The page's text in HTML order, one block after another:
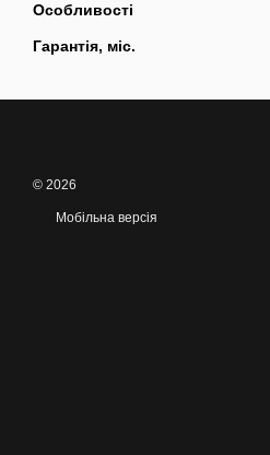
Особливості
Гарантія, міс.
© 2026
Мобільна версія